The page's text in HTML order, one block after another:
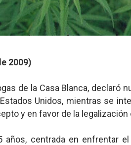
del fontanero - Parte II
del fontanero - Parte I
Antifascista
existencialista
2009)
de la Casa Blanca, declaró
Unidos, mientras se
y en favor de la legalización
centrada en enfrentar